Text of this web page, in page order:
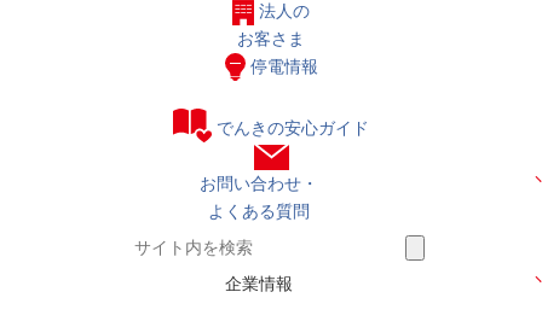
法人の
お客さま
停電情報
でんきの安心ガイド
お問い合わせ・
よくある質問
企業情報